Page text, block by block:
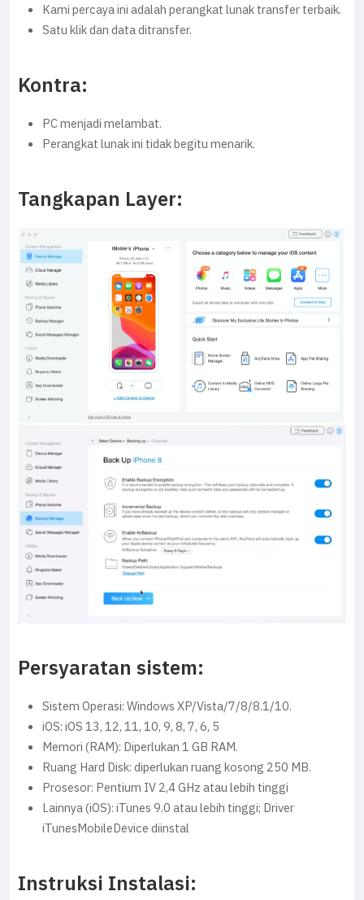
Kami percaya ini adalah perangkat lunak transfer terbaik.
Satu klik dan data ditransfer.
Kontra:
PC menjadi melambat.
Perangkat lunak ini tidak begitu menarik.
Tangkapan Layer:
Persyaratan sistem:
Sistem Operasi: Windows XP/Vista/7/8/8.1/10.
iOS: iOS 13, 12, 11, 10, 9, 8, 7, 6, 5
Memori (RAM): Diperlukan 1 GB RAM.
Ruang Hard Disk: diperlukan ruang kosong 250 MB.
Prosesor: Pentium IV 2,4 GHz atau lebih tinggi
Lainnya (iOS): iTunes 9.0 atau lebih tinggi; Driver
iTunesMobileDevice diinstal
Instruksi Instalasi: